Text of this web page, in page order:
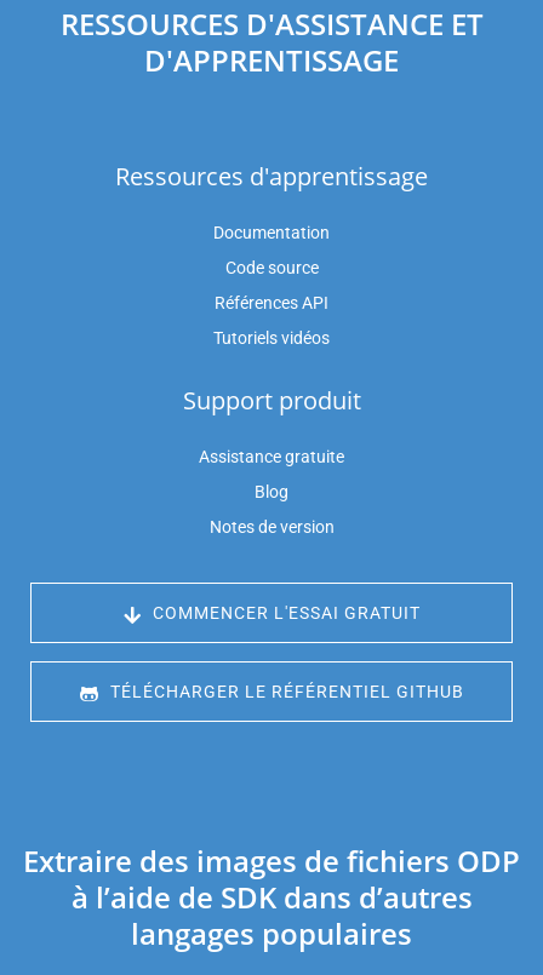
RESSOURCES D'ASSISTANCE ET
D'APPRENTISSAGE
Ressources d'apprentissage
Documentation
Code source
Références API
Tutoriels vidéos
Support produit
Assistance gratuite
Blog
Notes de version
COMMENCER L'ESSAI GRATUIT
TÉLÉCHARGER LE RÉFÉRENTIEL GITHUB
Extraire des images de fichiers ODP
à l’aide de SDK dans d’autres
langages populaires